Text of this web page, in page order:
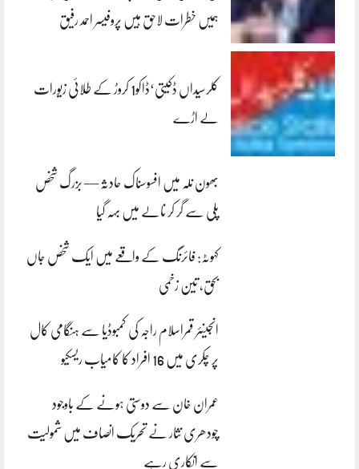
ہمیں خطرات لاحق ہیں پروفیسر احمد رفیق
کلرسیداں ڈکیتی‘ڈاکو1 کروڑ کے طلائی زیورات
لے اڑے
بھون نلہ میں افسوسناک حادثہ — بزرگ شخص
پلی سے گر کر نالے میں بہہ گیا
کہوٹہ: فائرنگ کے واقعے میں ایک شخص جاں
بحق، تین زخمی
انجینئر قمراسلام راجہ کی کمبوڈیا سے ہنگامی کال
پر چکری میں 16 افراد کا کامیاب ریسکیو
عمران خان سے دوستی ہونے کے باوجود
چودھری نثار نے تحریک انصاف میں شمولیت
سے انکاری رہے